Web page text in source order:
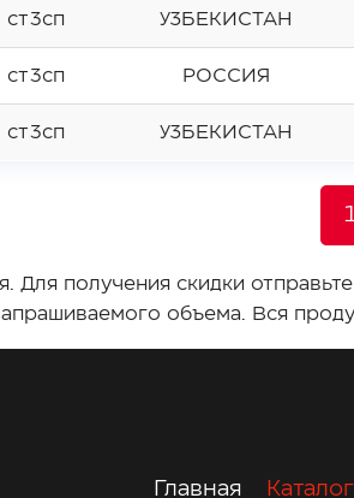
ст3сп УЗБЕКИСТАН
ст3сп РОССИЯ
ст3сп УЗБЕКИСТАН
получения скидки
объема. Вся
Главная Каталог